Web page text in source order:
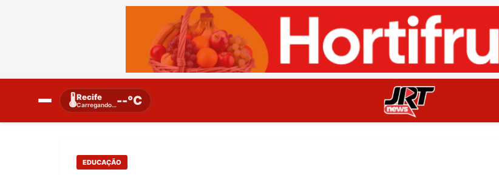
🌡️Recife
Carregando…--°C
EDUCAÇÃO